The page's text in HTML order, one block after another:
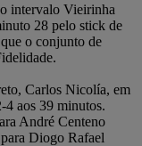
intervalo Vieirinha
28 pelo stick de
o conjunto de
Carlos Nicolía, em
4 aos 39 minutos.
André Centeno
Diogo Rafael